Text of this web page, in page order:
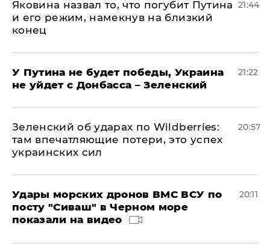
Яковина назвал то, что погубит Путина
и его режим, намекнув на близкий
конец
21:44
У Путина не будет победы, Украина
не уйдет с Донбасса – Зеленский
21:22
Зеленский об ударах по Wildberries:
там впечатляющие потери, это успех
украинских сил
20:57
Удары морских дронов ВМС ВСУ по
посту "Сиваш" в Черном море
показали на видео
20:11